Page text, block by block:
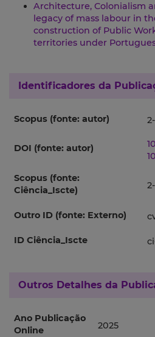
Architecture, Colonialism
legacy of mass labour in
construction of Public
territories under
Identificadores da
Scopus (fonte: autor)
DOI (fonte: autor)
10
Scopus (fonte:
Ciência_Iscte)
Outro ID (fonte: Externo)
ID Ciência_Iscte
Outros Detalhes da
Ano Publicação
Online
2025